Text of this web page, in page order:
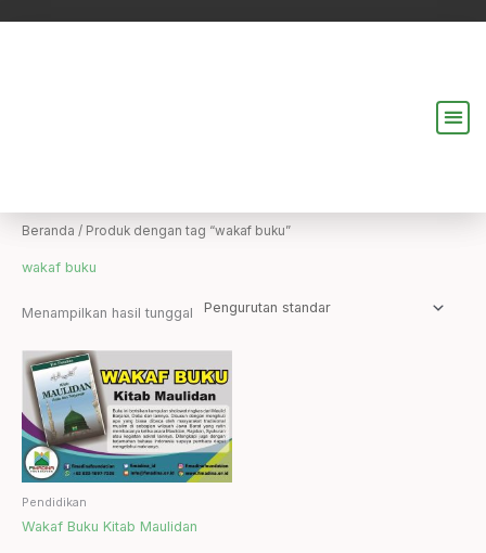
Beranda / Produk dengan tag “wakaf buku”
wakaf buku
Menampilkan hasil tunggal
Pendidikan
Wakaf Buku Kitab Maulidan